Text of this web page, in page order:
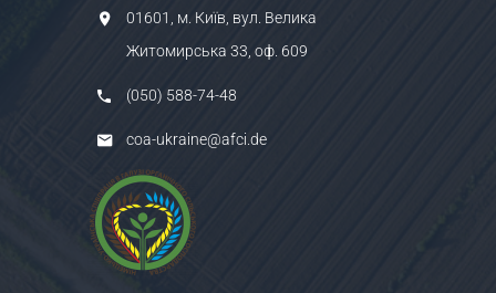
01601, м. Київ, вул. Велика
Житомирська 33, оф. 609
(050) 588-74-48
coa-ukraine@afci.de